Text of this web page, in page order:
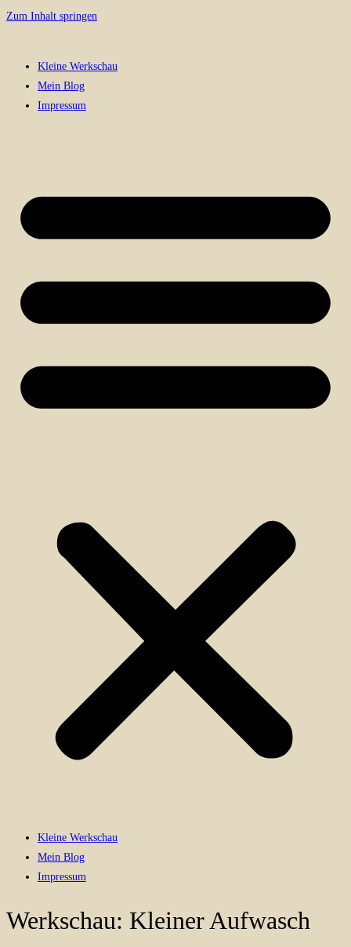
Zum Inhalt springen
Kleine Werkschau
Mein Blog
Impressum
Kleine Werkschau
Mein Blog
Impressum
Werkschau: Kleiner Aufwasch